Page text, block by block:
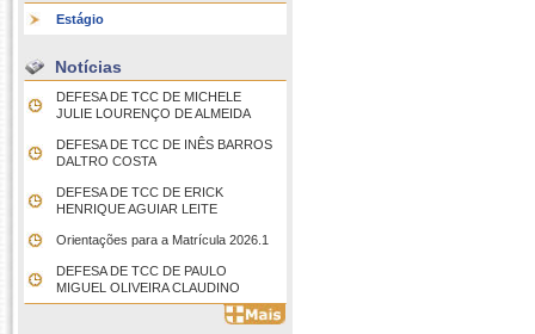
Estágio
Notícias
DEFESA DE TCC DE MICHELE
JULIE LOURENÇO DE ALMEIDA
DEFESA DE TCC DE INÊS BARROS
DALTRO COSTA
DEFESA DE TCC DE ERICK
HENRIQUE AGUIAR LEITE
Orientações para a Matrícula 2026.1
DEFESA DE TCC DE PAULO
MIGUEL OLIVEIRA CLAUDINO